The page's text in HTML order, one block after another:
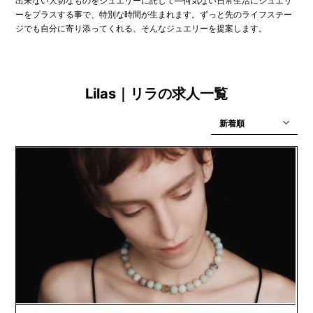
ーをプラスする事で、特別な時間が生まれます。ずっと先のライフステー
ジでも自分に寄り添ってくれる、そんなジュエリーを提案します。
Lilas｜リラの求人一覧